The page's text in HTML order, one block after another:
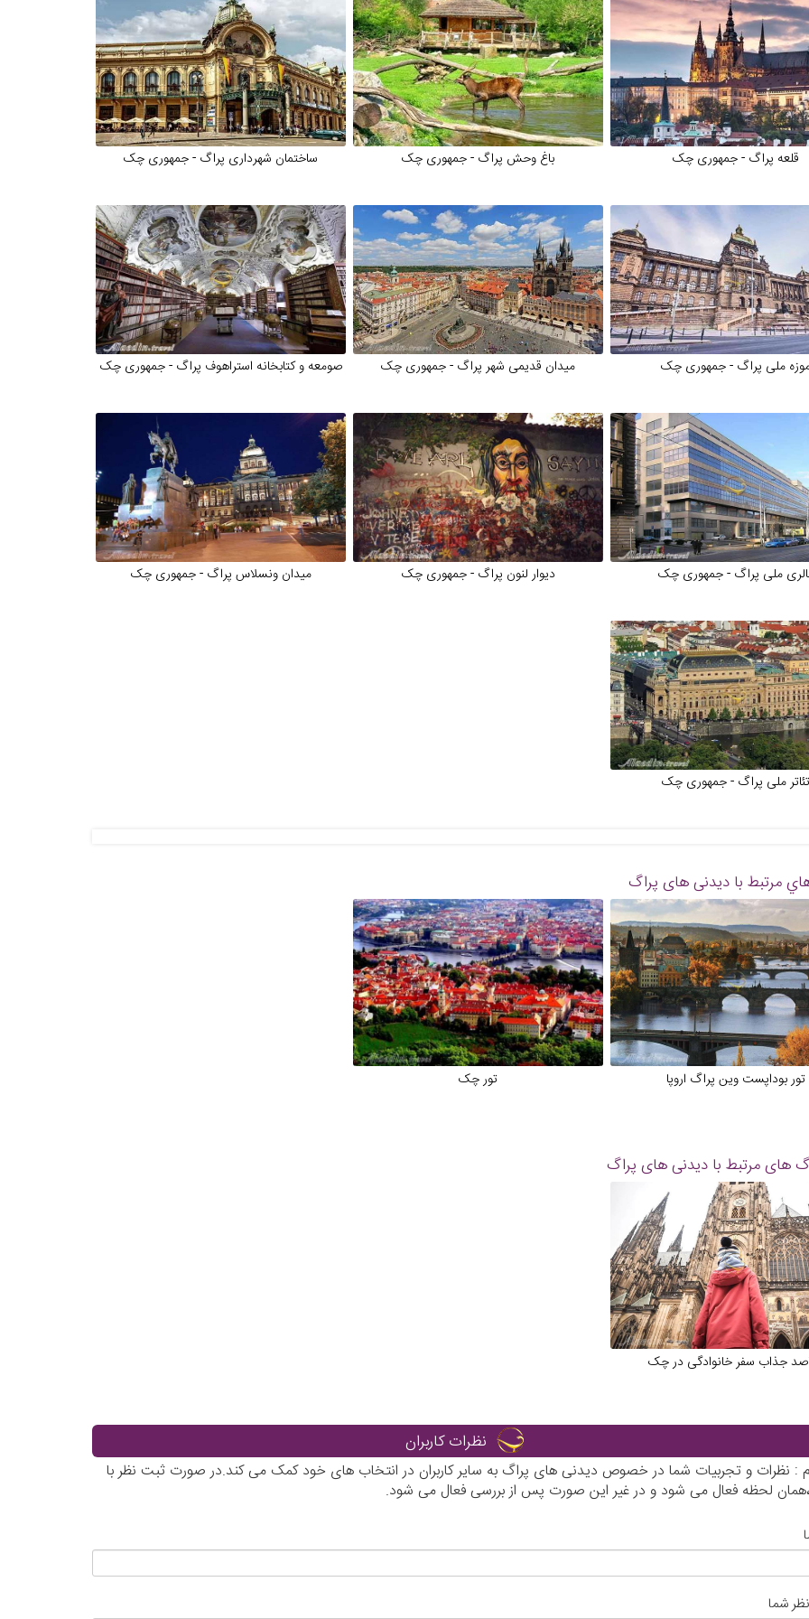
قلعه پراگ - جمهوری چک باغ وحش پراگ - جمهوری چک ساختمان شهرداری پراگ - جمهوری چک
ملی پراگ - جمهوری چک میدان قدیمی شهر پراگ - جمهوری چک صومعه و کتابخانه استراهوف پراگ - جمهوری چک
ملی پراگ - جمهوری چک دیوار لنون پراگ - جمهوری چک میدان ونسلاس پراگ - جمهوری چک
تئاتر ملی پراگ - جمهوری چک
مرتبط با دیدنی های پراگ
تور بوداپست وین پراگ اروپا تور چک
های مرتبط با دیدنی های پراگ
جذاب سفر خانوادگی در چک
نظرات کاربران
: نظرات و تجربیات شما در خصوص دیدنی های پراگ به سایر کاربران در انتخاب های خود کمک می کند.در صورت ثبت نظر با
لحظه فعال می شود و در غیر این صورت پس از بررسی فعال می شود.
شما